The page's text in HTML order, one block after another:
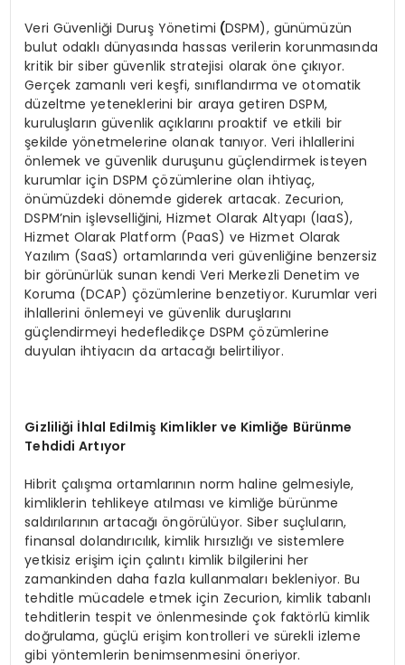
Veri Güvenliği Duruş Yönetimi (DSPM), günümüzün
bulut odaklı dünyasında hassas verilerin korunmasında
kritik bir siber güvenlik stratejisi olarak öne çıkıyor.
Gerçek zamanlı veri keşfi, sınıflandırma ve otomatik
düzeltme yeteneklerini bir araya getiren DSPM,
kuruluşların güvenlik açıklarını proaktif ve etkili bir
şekilde yönetmelerine olanak tanıyor. Veri ihlallerini
önlemek ve güvenlik duruşunu güçlendirmek isteyen
kurumlar için DSPM çözümlerine olan ihtiyaç,
önümüzdeki dönemde giderek artacak. Zecurion,
DSPM’nin işlevselliğini, Hizmet Olarak Altyapı (IaaS),
Hizmet Olarak Platform (PaaS) ve Hizmet Olarak
Yazılım (SaaS) ortamlarında veri güvenliğine benzersiz
bir görünürlük sunan kendi Veri Merkezli Denetim ve
Koruma (DCAP) çözümlerine benzetiyor. Kurumlar veri
ihlallerini önlemeyi ve güvenlik duruşlarını
güçlendirmeyi hedefledikçe DSPM çözümlerine
duyulan ihtiyacın da artacağı belirtiliyor.
Gizliliği İhlal Edilmiş Kimlikler ve Kimliğe Bürünme
Tehdidi Artıyor
Hibrit çalışma ortamlarının norm haline gelmesiyle,
kimliklerin tehlikeye atılması ve kimliğe bürünme
saldırılarının artacağı öngörülüyor. Siber suçluların,
finansal dolandırıcılık, kimlik hırsızlığı ve sistemlere
yetkisiz erişim için çalıntı kimlik bilgilerini her
zamankinden daha fazla kullanmaları bekleniyor. Bu
tehditle mücadele etmek için Zecurion, kimlik tabanlı
tehditlerin tespit ve önlenmesinde çok faktörlü kimlik
doğrulama, güçlü erişim kontrolleri ve sürekli izleme
gibi yöntemlerin benimsenmesini öneriyor.